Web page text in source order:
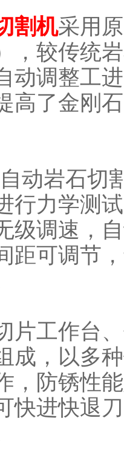
割机采用
，较传统
动调整工
高了金刚
岩石切
行力学测
级调速，
距可调节
工作台、
成，以多
，防锈性
快进快退